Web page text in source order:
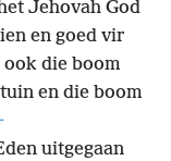
Jehovah God
en goed vir
die boom
en die boom
uitgegaan